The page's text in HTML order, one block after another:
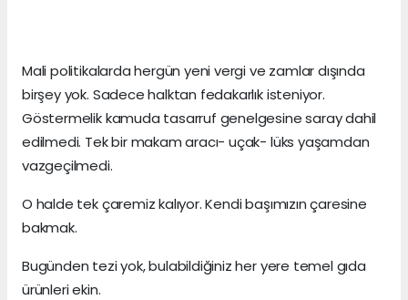
Mali politikalarda hergün yeni vergi ve zamlar dışında
birşey yok. Sadece halktan fedakarlık isteniyor.
Göstermelik kamuda tasarruf genelgesine saray dahil
edilmedi. Tek bir makam aracı- uçak- lüks yaşamdan
vazgeçilmedi.
O halde tek çaremiz kalıyor. Kendi başımızın çaresine
bakmak.
Bugünden tezi yok, bulabildiğiniz her yere temel gıda
ürünleri ekin.